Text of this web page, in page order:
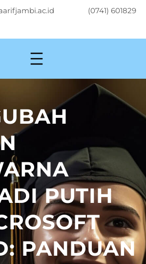
(0741) 601829
PUTIH
PANDUAN